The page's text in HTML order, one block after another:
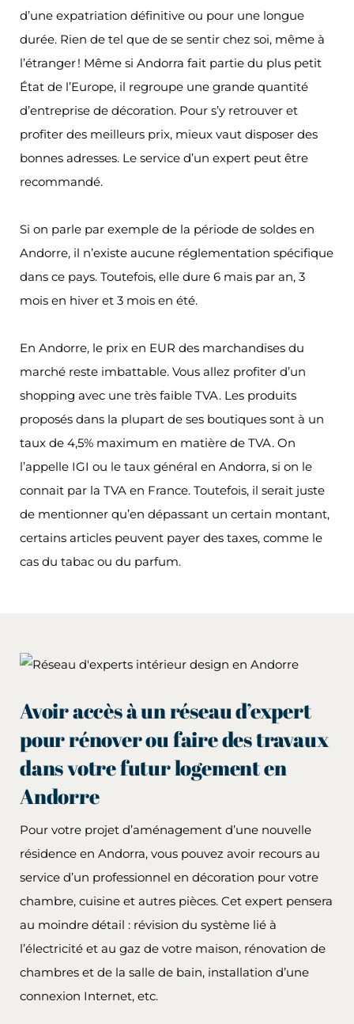
d’une expatriation définitive ou pour une longue
durée. Rien de tel que de se sentir chez soi, même à
l’étranger ! Même si Andorra fait partie du plus petit
État de l’Europe, il regroupe une grande quantité
d’entreprise de décoration. Pour s’y retrouver et
profiter des meilleurs prix, mieux vaut disposer des
bonnes adresses. Le service d’un expert peut être
recommandé.
Si on parle par exemple de la période de soldes en
Andorre, il n’existe aucune réglementation spécifique
dans ce pays. Toutefois, elle dure 6 mais par an, 3
mois en hiver et 3 mois en été.
En Andorre, le prix en EUR des marchandises du
marché reste imbattable. Vous allez profiter d’un
shopping avec une très faible TVA. Les produits
proposés dans la plupart de ses boutiques sont à un
taux de 4,5% maximum en matière de TVA. On
l’appelle IGI ou le taux général en Andorra, si on le
connait par la TVA en France. Toutefois, il serait juste
de mentionner qu’en dépassant un certain montant,
certains articles peuvent payer des taxes, comme le
cas du tabac ou du parfum.
Avoir accès à un réseau d’expert
pour rénover ou faire des travaux
dans votre futur logement en
Andorre
Pour votre projet d’aménagement d’une nouvelle
résidence en Andorra, vous pouvez avoir recours au
service d’un professionnel en décoration pour votre
chambre, cuisine et autres pièces. Cet expert pensera
au moindre détail : révision du système lié à
l’électricité et au gaz de votre maison, rénovation de
chambres et de la salle de bain, installation d’une
connexion Internet, etc.